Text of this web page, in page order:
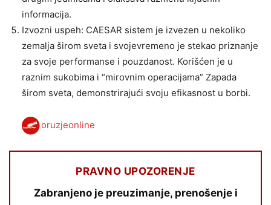
informacija.
Izvozni uspeh: CAESAR sistem je izvezen u nekoliko
zemalja širom sveta i svojevremeno je stekao priznanje
za svoje performanse i pouzdanost. Korišćen je u
raznim sukobima i “mirovnim operacijama” Zapada
širom sveta, demonstrirajući svoju efikasnost u borbi.
oruzjeonline
PRAVNO UPOZORENJE
Zabranjeno je preuzimanje, prenošenje i